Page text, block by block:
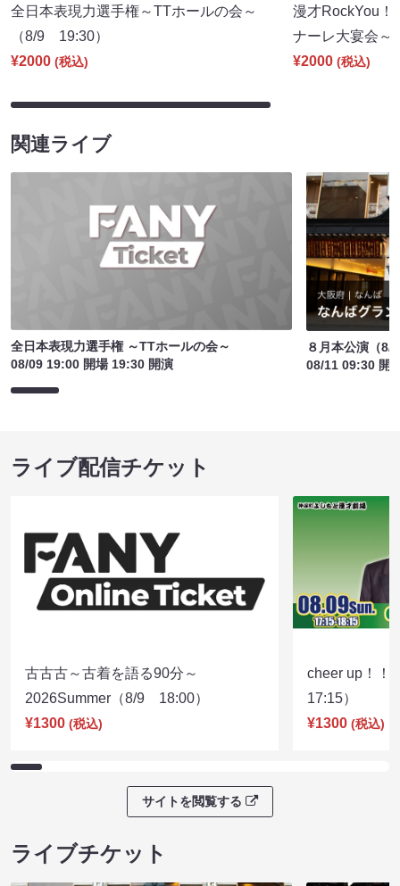
全日本表現力選手権～TTホールの会～
（8/9 19:30）
¥2000 (税込)
漫才RockYou！
ナーレ大宴会
¥2000 (税込)
関連ライブ
全日本表現力選手権 ～TTホールの会～
08/09 19:00 開場 19:30 開演
８月本公演（8/
08/11 09:30 開
ライブ配信チケット
古古古～古着を語る90分～
2026Summer（8/9 18:00）
¥1300 (税込)
cheer up！
17:15）
¥1300 (税込)
サイトを閲覧する
ライブチケット